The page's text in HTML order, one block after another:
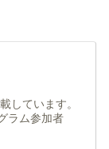
しています。
ラム参加者